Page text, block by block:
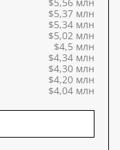
$5,37 млн
$5,34 млн
$5,02 млн
$4,5 млн
$4,34 млн
$4,30 млн
$4,20 млн
$4,04 млн